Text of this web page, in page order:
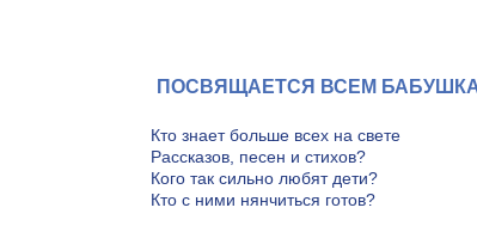
ПОСВЯЩАЕТСЯ ВСЕМ
Кто знает больше всех на свете
Рассказов, песен и стихов?
Кого так сильно любят дети?
Кто с ними нянчиться готов?